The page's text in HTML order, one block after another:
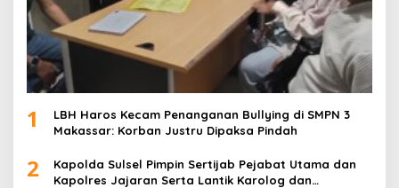
1
LBH Haros Kecam Penanganan Bullying di SMPN 3
Makassar: Korban Justru Dipaksa Pindah
2
Kapolda Sulsel Pimpin Sertijab Pejabat Utama dan
Kapolres Jajaran Serta Lantik Karolog dan